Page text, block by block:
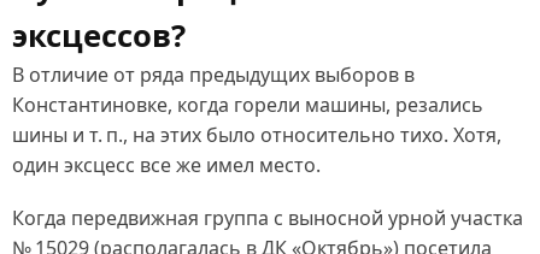
эксцессов?
В отличие от ряда предыдущих выборов в
Константиновке, когда горели машины, резались
шины и т. п., на этих было относительно тихо. Хотя,
один эксцесс все же имел место.
Когда передвижная группа с выносной урной участка
№ 15029 (располагалась в ДК «Октябрь») посетила